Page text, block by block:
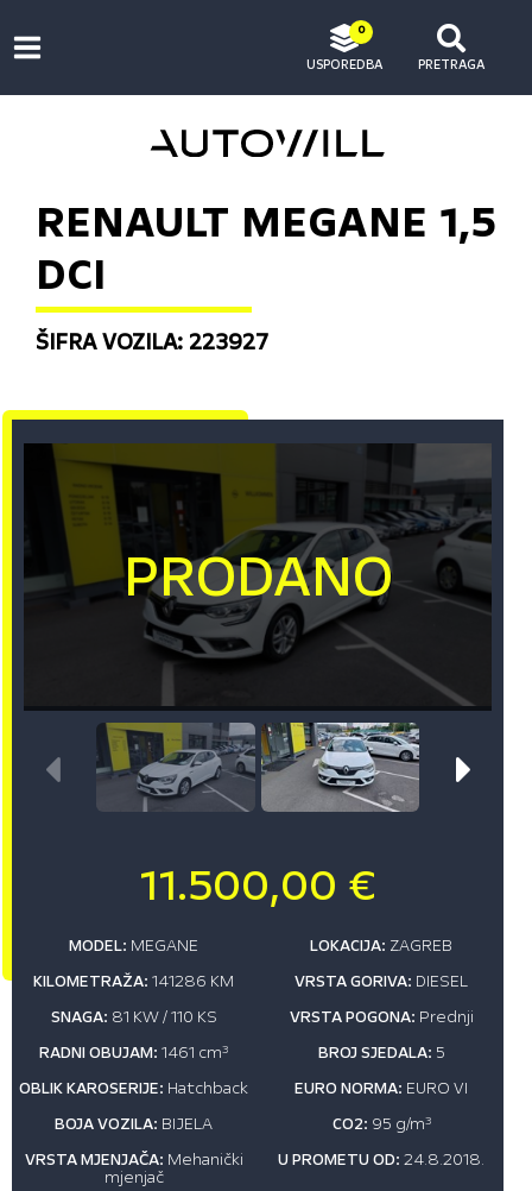
0
USPOREDBA PRETRAGA
RENAULT MEGANE 1,5
DCI
ŠIFRA VOZILA: 223927
11.500,00 €
MODEL: MEGANE
KILOMETRAŽA: 141286 KM
SNAGA: 81 KW / 110 KS
RADNI OBUJAM: 1461 cm3
OBLIK KAROSERIJE: Hatchback
BOJA VOZILA: BIJELA
VRSTA MJENJAČA: Mehanički
mjenjač
LOKACIJA: ZAGREB
VRSTA GORIVA: DIESEL
VRSTA POGONA: Prednji
BROJ SJEDALA: 5
EURO NORMA: EURO VI
CO2:
95 g/m3
U PROMETU OD: 24.8.2018.